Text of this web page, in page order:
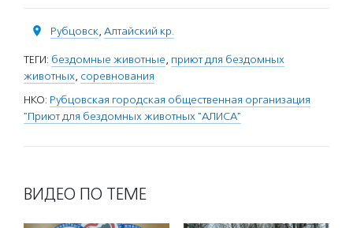
Рубцовск, Алтайский кр.
ТЕГИ: бездомные животные, приют для бездомных
животных, соревнования
НКО: Рубцовская городская общественная организация
"Приют для бездомных животных "АЛИСА"
ВИДЕО ПО ТЕМЕ